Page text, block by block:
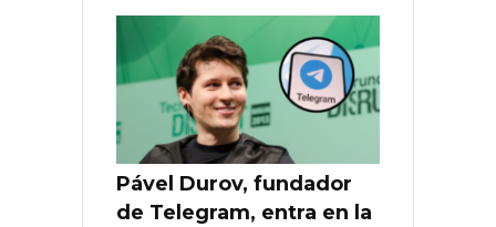
Pável Durov, fundador
de Telegram, entra en la